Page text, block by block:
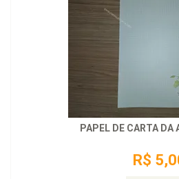
PAPEL DE CARTA
R$